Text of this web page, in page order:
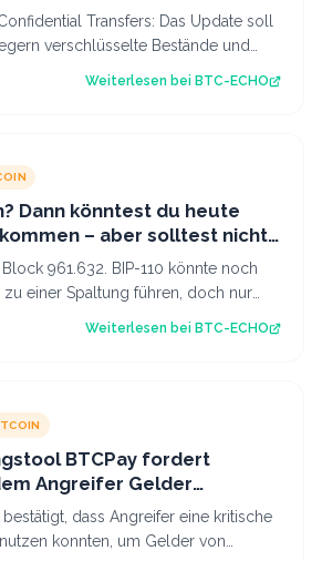
Transfers: Das Update soll
verschlüsselte Bestände und
Weiterlesen bei BTC-ECHO
Dann könntest du heute
– aber solltest nicht
961.632. BIP-110 könnte noch
zu einer Spaltung führen, doch nur
Zustimm…
Weiterlesen bei BTC-ECHO
BTCPay fordert
Angreifer Gelder
bestätigt, dass Angreifer eine kritische
konnten, um Gelder von